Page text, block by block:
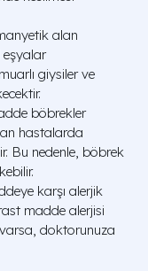
alan
giysiler ve
böbrekler
hastalarda
Bu nedenle, böbrek
karşı alerjik
madde alerjisi
varsa, doktorunuza